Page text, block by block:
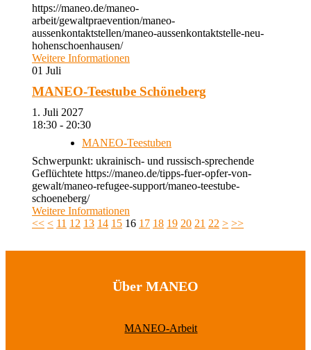
https://maneo.de/maneo-
arbeit/gewaltpraevention/maneo-
aussenkontaktstellen/maneo-aussenkontaktstelle-neu-
hohenschoenhausen/
Weitere Informationen
01 Juli
MANEO-Teestube Schöneberg
1. Juli 2027
18:30 - 20:30
MANEO-Teestuben
Schwerpunkt: ukrainisch- und russisch-sprechende
Geflüchtete https://maneo.de/tipps-fuer-opfer-von-
gewalt/maneo-refugee-support/maneo-teestube-
schoeneberg/
Weitere Informationen
<< < 11 12 13 14 15 16 17 18 19 20 21 22 > >>
Über MANEO
MANEO-Arbeit